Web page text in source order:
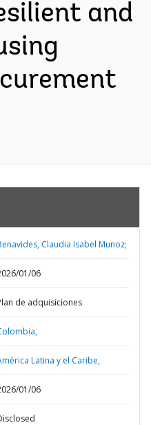
and
Claudia Isabel Munoz;
01/06
de adquisiciones
Latina y el Caribe,
01/06